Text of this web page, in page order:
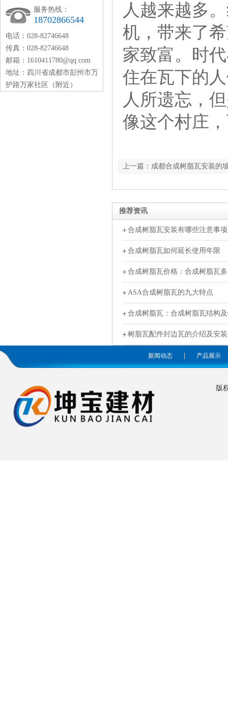
人越来越多
机，带来了
家致富。时
住在瓦下的
人所遗忘，
像这个村庄
上一篇：成都合成树脂瓦安装的
推荐资讯
合成树脂瓦安装有哪些注意事项
合成树脂瓦如何延长使用年限
合成树脂瓦价格：合成树脂瓦
ASA合成树脂瓦的九大特点
合成树脂瓦：合成树脂瓦结构
树脂瓦配件封边瓦的介绍及安
服务热线：
18702866544
电话：028-82746648
传真：028-82746648
邮箱：1610411780@qq.com
地址：四川省成都市彭州市万
护路万家社区（附近）
新闻动态 产品展示
版